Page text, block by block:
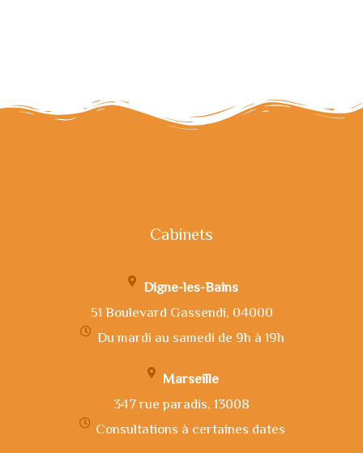
Cabinets
Digne-les-Bains
51 Boulevard Gassendi, 04000
Du mardi au samedi de 9h à 19h
Marseille
347 rue paradis, 13008
Consultations à certaines dates